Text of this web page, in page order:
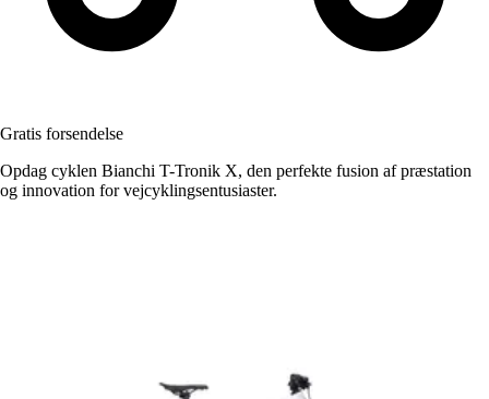
Gratis forsendelse
Opdag cyklen Bianchi T-Tronik X, den perfekte fusion af præstation
og innovation for vejcyklingsentusiaster.